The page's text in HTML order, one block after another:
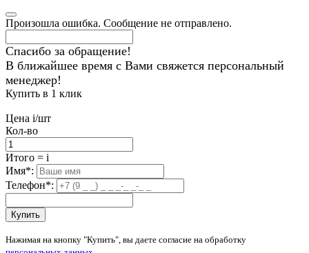
Произошла ошибка. Сообщение не отправлено.
Спасибо за обращение!
В ближайшее время с Вами свяжется персональный
менеджер!
Купить в 1 клик
Цена i/шт
Кол-во
Итого = i
Имя*:
Телефон*:
Купить
Нажимая на кнопку "Купить", вы даете согласие на обработку